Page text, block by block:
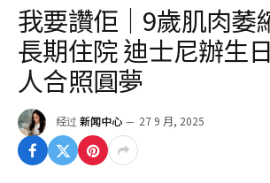
我要讚佢｜9歲肌肉萎
長期住院 迪士尼辦生
人合照圓夢
经过 新闻中心 27 9 月, 2025